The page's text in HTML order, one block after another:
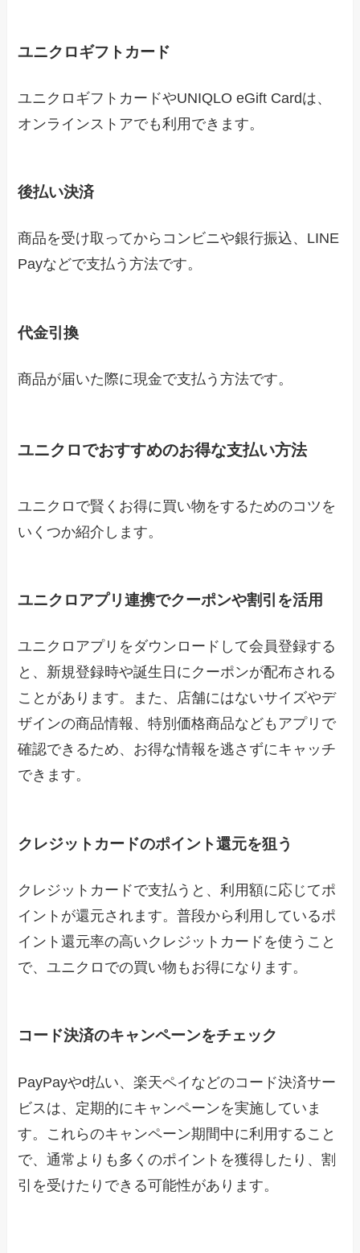
ユニクロギフトカード
ユニクロギフトカードやUNIQLO eGift Cardは、
オンラインストアでも利用できます。
後払い決済
商品を受け取ってからコンビニや銀行振込、LINE
Payなどで支払う方法です。
代金引換
商品が届いた際に現金で支払う方法です。
ユニクロでおすすめのお得な支払い方法
ユニクロで賢くお得に買い物をするためのコツを
いくつか紹介します。
ユニクロアプリ連携でクーポンや割引を活用
ユニクロアプリをダウンロードして会員登録する
と、新規登録時や誕生日にクーポンが配布される
ことがあります。また、店舗にはないサイズやデ
ザインの商品情報、特別価格商品などもアプリで
確認できるため、お得な情報を逃さずにキャッチ
できます。
クレジットカードのポイント還元を狙う
クレジットカードで支払うと、利用額に応じてポ
イントが還元されます。普段から利用しているポ
イント還元率の高いクレジットカードを使うこと
で、ユニクロでの買い物もお得になります。
コード決済のキャンペーンをチェック
PayPayやd払い、楽天ペイなどのコード決済サー
ビスは、定期的にキャンペーンを実施していま
す。これらのキャンペーン期間中に利用すること
で、通常よりも多くのポイントを獲得したり、割
引を受けたりできる可能性があります。